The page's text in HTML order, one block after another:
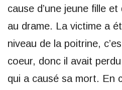
cause d’une jeune fille
au drame. La victime a
niveau de la poitrine,
coeur, donc il avait
qui a causé sa mort. En